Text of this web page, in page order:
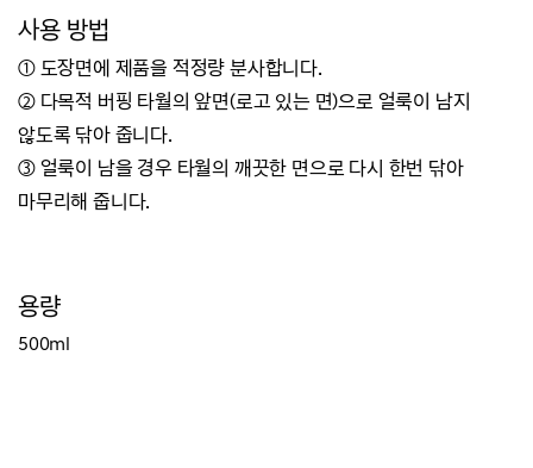
사용 방법
① 도장면에 제품을 적정량 분사합니다.
② 다목적 버핑 타월의 앞면(로고 있는 면)으로 얼룩이 남지
않도록 닦아 줍니다.
③ 얼룩이 남을 경우 타월의 깨끗한 면으로 다시 한번 닦아
마무리해 줍니다.
용량
500ml